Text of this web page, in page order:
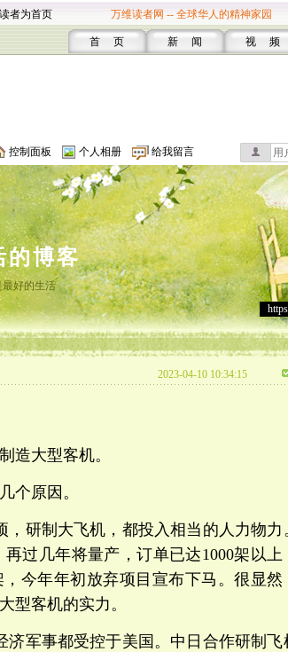
者为首页 万维读者网 -- 全球华人的精神家园
首 页 新 闻 视 频
控制面板 个人相册 给我留言
的博客
最好的生活
2023-04-10 10:34:15
造大型客机。
个原因。
，研制大飞机，都投入相当的人力物力
过几年将量产，订单已达1000架以上
今年年初放弃项目宣布下马。很显然
型客机的实力。
济军事都受控于美国。中日合作研制飞